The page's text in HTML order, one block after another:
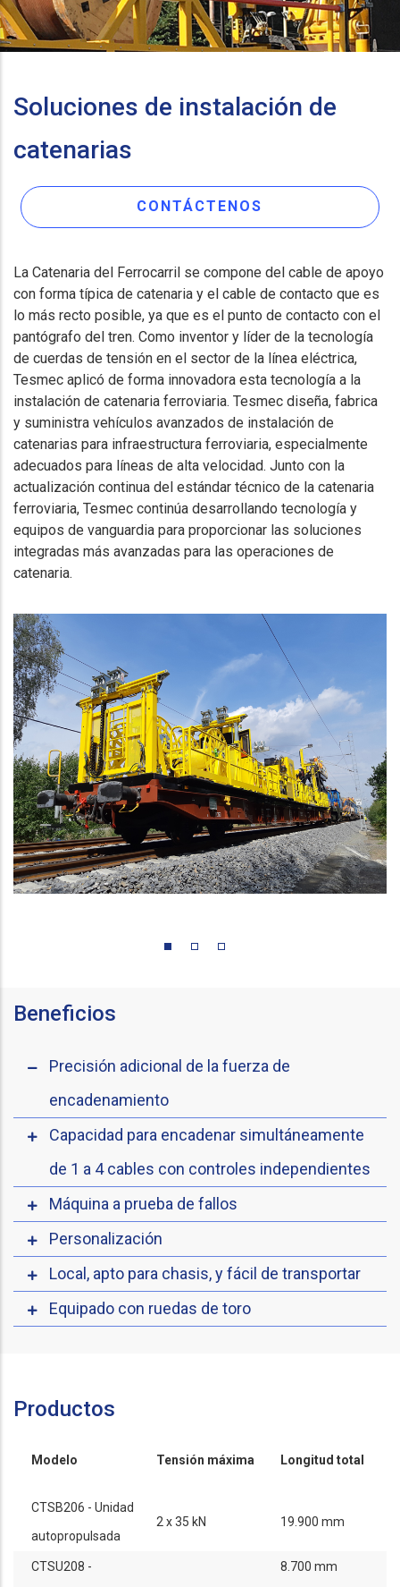
Soluciones de instalación de
catenarias
CONTÁCTENOS
La Catenaria del Ferrocarril se compone del cable de apoyo
con forma típica de catenaria y el cable de contacto que es
lo más recto posible, ya que es el punto de contacto con el
pantógrafo del tren. Como inventor y líder de la tecnología
de cuerdas de tensión en el sector de la línea eléctrica,
Tesmec aplicó de forma innovadora esta tecnología a la
instalación de catenaria ferroviaria. Tesmec diseña, fabrica
y suministra vehículos avanzados de instalación de
catenarias para infraestructura ferroviaria, especialmente
adecuados para líneas de alta velocidad. Junto con la
actualización continua del estándar técnico de la catenaria
ferroviaria, Tesmec continúa desarrollando tecnología y
equipos de vanguardia para proporcionar las soluciones
integradas más avanzadas para las operaciones de
catenaria.
Beneficios
Precisión adicional de la fuerza de
encadenamiento
Capacidad para encadenar simultáneamente
de 1 a 4 cables con controles independientes
Máquina a prueba de fallos
Personalización
Local, apto para chasis, y fácil de transportar
Equipado con ruedas de toro
Productos
Modelo Tensión máxima Longitud total
CTSB206 - Unidad
autopropulsada
2 x 35 kN 19.900 mm
CTSU208 -
8.700 mm